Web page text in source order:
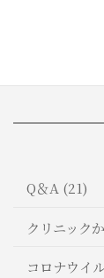
Q＆A (21)
クリニック
コロナウイ